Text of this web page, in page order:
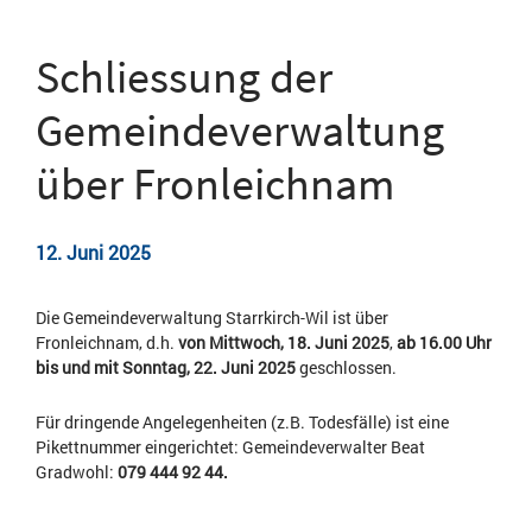
Schliessung der
Gemeindeverwaltung
über Fronleichnam
12. Juni 2025
Die Gemeindeverwaltung Starrkirch-Wil ist über
Fronleichnam, d.h. von Mittwoch, 18. Juni 2025,ab 16.00 Uhr
bis und mit Sonntag, 22. Juni 2025geschlossen.
Für dringende Angelegenheiten (z.B. Todesfälle) ist eine
Pikettnummer eingerichtet: Gemeindeverwalter Beat
Gradwohl: 079 444 92 44.